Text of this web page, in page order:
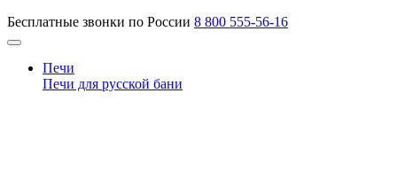
Бесплатные звонки по России 8 800 555-56-16
Печи
Печи для русской бани